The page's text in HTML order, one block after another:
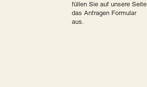
füllen Sie auf unsere Seite
das Anfragen Formular
aus.